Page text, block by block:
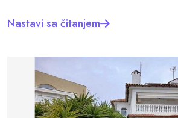
Nastavi sa čitanjem